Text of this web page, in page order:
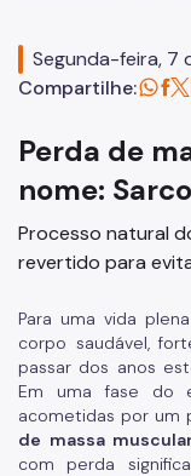
Segunda-feira, 7
Compartilhe:
Perda de
nome:
Processo natural
revertido para
Para uma vida
corpo saudável,
passar dos anos
Em uma fase do
acometidas por um
de massa
com perda